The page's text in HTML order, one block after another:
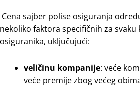
Cena sajber polise osiguranja
nekoliko faktora specifičnih za
osiguranika, uključujući:
veličinu kompanije: veće
veće premije zbog većeg